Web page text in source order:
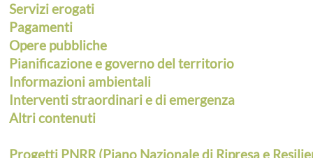
Servizi erogati
Pagamenti
Opere pubbliche
Pianificazione e governo del territorio
Informazioni ambientali
Interventi straordinari e di emergenza
Altri contenuti
Progetti PNRR (Piano Nazionale di Ripresa e